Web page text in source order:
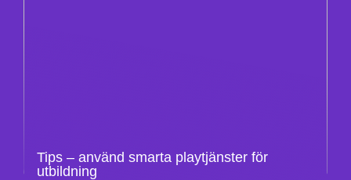
Tips – använd smarta playtjänster för
utbildning